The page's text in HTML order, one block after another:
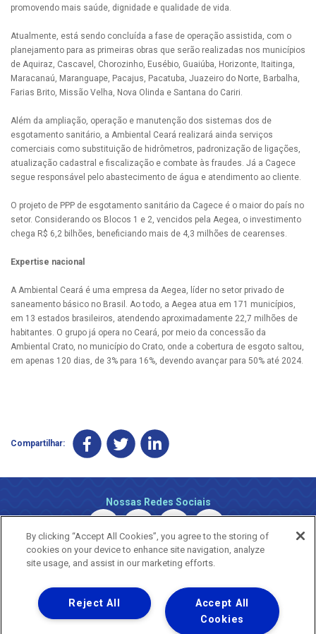
promovendo mais saúde, dignidade e qualidade de vida.
Atualmente, está sendo concluída a fase de operação assistida, com o
planejamento para as primeiras obras que serão realizadas nos municípios
de Aquiraz, Cascavel, Chorozinho, Eusébio, Guaiúba, Horizonte, Itaitinga,
Maracanaú, Maranguape, Pacajus, Pacatuba, Juazeiro do Norte, Barbalha,
Farias Brito, Missão Velha, Nova Olinda e Santana do Cariri.
Além da ampliação, operação e manutenção dos sistemas dos de
esgotamento sanitário, a Ambiental Ceará realizará ainda serviços
comerciais como substituição de hidrômetros, padronização de ligações,
atualização cadastral e fiscalização e combate às fraudes. Já a Cagece
segue responsável pelo abastecimento de água e atendimento ao cliente.
O projeto de PPP de esgotamento sanitário da Cagece é o maior do país no
setor. Considerando os Blocos 1 e 2, vencidos pela Aegea, o investimento
chega R$ 6,2 bilhões, beneficiando mais de 4,3 milhões de cearenses.
Expertise nacional
A Ambiental Ceará é uma empresa da Aegea, líder no setor privado de
saneamento básico no Brasil. Ao todo, a Aegea atua em 171 municípios,
em 13 estados brasileiros, atendendo aproximadamente 22,7 milhões de
habitantes. O grupo já opera no Ceará, por meio da concessão da
Ambiental Crato, no município do Crato, onde a cobertura de esgoto saltou,
em apenas 120 dias, de 3% para 16%, devendo avançar para 50% até 2024.
Compartilhar:
Nossas Redes Sociais
Uma empresa
Copyright ® 2026 - Todos os Direitos Reservados.
By clicking “Accept All Cookies”, you agree to the storing of
cookies on your device to enhance site navigation, analyze
site usage, and assist in our marketing efforts.
Accept All
Cookies
Reject All